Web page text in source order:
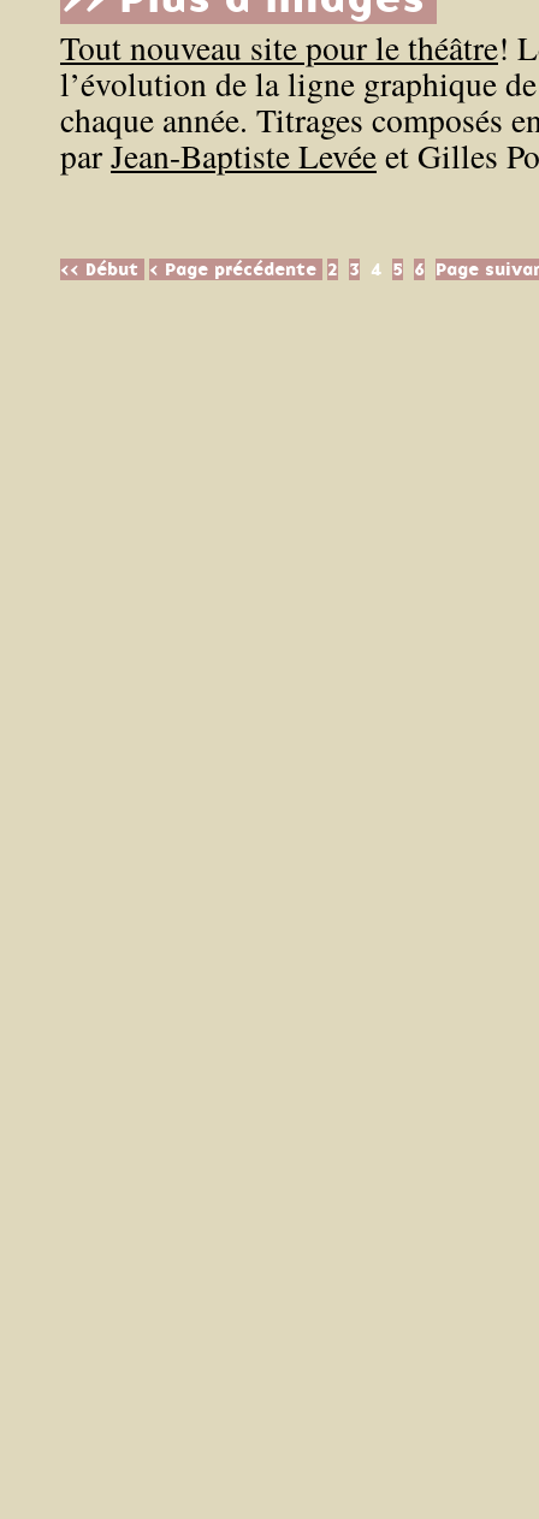
Tout nouveau site pour le théâtre!
l’évolution de la ligne graphique
chaque année. Titrages composés
parJean-Baptiste Levéeet Gilles
<< Début < Page précédente 2 3 4 5 6 Page